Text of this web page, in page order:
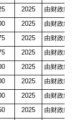
2025
由财政统
2025
由财政统
2025
由财政统
2025
由财政统
2025
由财政统
2025
由财政统
2025
由财政统
2025
由财政统